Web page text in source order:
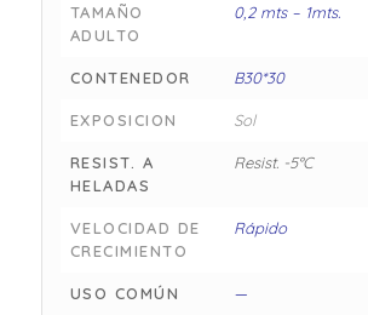
TAMAÑO
ADULTO
0,2 mts – 1mts.
CONTENEDOR B30*30
EXPOSICION Sol
RESIST. A
HELADAS
Resist. -5°C
VELOCIDAD DE
CRECIMIENTO
Rápido
USO COMÚN —